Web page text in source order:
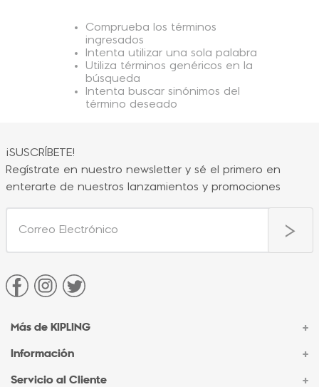
Comprueba los términos
ingresados
Intenta utilizar una sola palabra
Utiliza términos genéricos en la
búsqueda
Intenta buscar sinónimos del
término deseado
¡SUSCRÍBETE!
Regístrate en nuestro newsletter y sé el primero en
enterarte de nuestros lanzamientos y promociones
Más de KIPLING +
Acerca de Kipling
Sucursales
Información +
Contacto Corporativo
Servicio al Cliente +